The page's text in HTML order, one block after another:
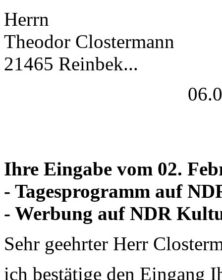
Herrn
Theodor Clostermann
21465 Reinbek...
Ihre Eingabe vom 02.
- Tagesprogramm auf
- Werbung auf NDR
Sehr geehrter Herr
ich bestätige den Eingang